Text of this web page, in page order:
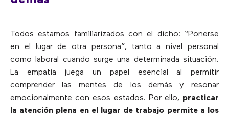
Todos estamos familiarizados con el dicho: “Ponerse
en el lugar de otra persona”, tanto a nivel personal
como laboral cuando surge una determinada situación.
La empatía juega un papel esencial al permitir
comprender las mentes de los demás y resonar
emocionalmente con esos estados. Por ello, practicar
la atención plena en el lugar de trabajo permite a los